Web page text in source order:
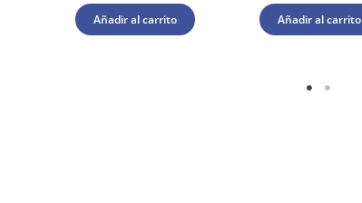
Añadir al carrito Añadir al carrito